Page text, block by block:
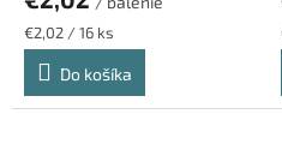
Jednotková
cena:
€2,02 / 16 ks
Do košíka